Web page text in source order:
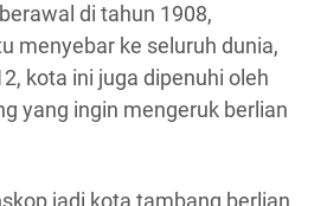
di tahun 1908,
menyebar ke seluruh dunia,
kota ini juga dipenuhi oleh
yang ingin mengeruk berlian
jadi kota tambang berlian